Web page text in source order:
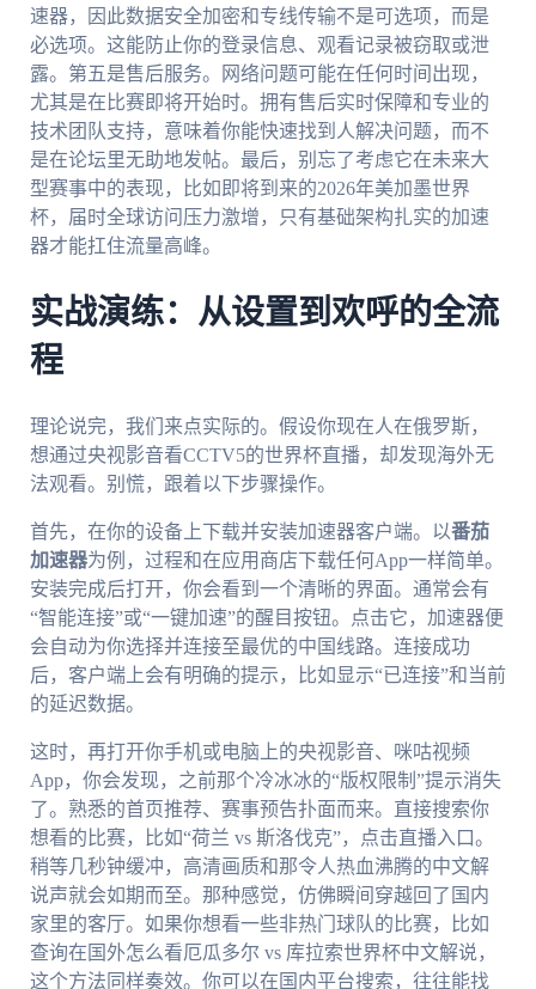
速器，因此数据安全加密和专线传输不是可选项，而是
必选项。这能防止你的登录信息、观看记录被窃取或泄
露。第五是售后服务。网络问题可能在任何时间出现，
尤其是在比赛即将开始时。拥有售后实时保障和专业的
技术团队支持，意味着你能快速找到人解决问题，而不
是在论坛里无助地发帖。最后，别忘了考虑它在未来大
型赛事中的表现，比如即将到来的2026年美加墨世界
杯，届时全球访问压力激增，只有基础架构扎实的加速
器才能扛住流量高峰。
实战演练：从设置到欢呼的全流
程
理论说完，我们来点实际的。假设你现在人在俄罗斯，
想通过央视影音看CCTV5的世界杯直播，却发现海外无
法观看。别慌，跟着以下步骤操作。
首先，在你的设备上下载并安装加速器客户端。以番茄
加速器为例，过程和在应用商店下载任何App一样简单。
安装完成后打开，你会看到一个清晰的界面。通常会有
“智能连接”或“一键加速”的醒目按钮。点击它，加速器便
会自动为你选择并连接至最优的中国线路。连接成功
后，客户端上会有明确的提示，比如显示“已连接”和当前
的延迟数据。
这时，再打开你手机或电脑上的央视影音、咪咕视频
App，你会发现，之前那个冷冰冰的“版权限制”提示消失
了。熟悉的首页推荐、赛事预告扑面而来。直接搜索你
想看的比赛，比如“荷兰 vs 斯洛伐克”，点击直播入口。
稍等几秒钟缓冲，高清画质和那令人热血沸腾的中文解
说声就会如期而至。那种感觉，仿佛瞬间穿越回了国内
家里的客厅。如果你想看一些非热门球队的比赛，比如
查询在国外怎么看厄瓜多尔 vs 库拉索世界杯中文解说，
这个方法同样奏效。你可以在国内平台搜索，往往能找